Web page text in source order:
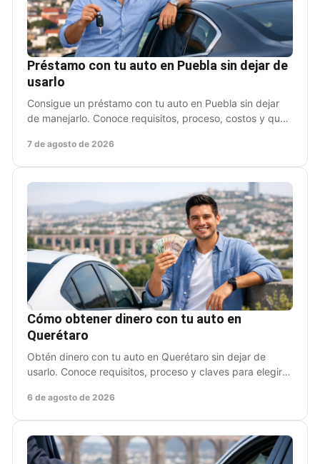
Préstamo con tu auto en Puebla sin dejar de
usarlo
Consigue un préstamo con tu auto en Puebla sin dejar
de manejarlo. Conoce requisitos, proceso, costos y qué
7 de agosto de 2026
Cómo obtener dinero con tu auto en
Querétaro
Obtén dinero con tu auto en Querétaro sin dejar de
usarlo. Conoce requisitos, proceso y claves para elegir
6 de agosto de 2026